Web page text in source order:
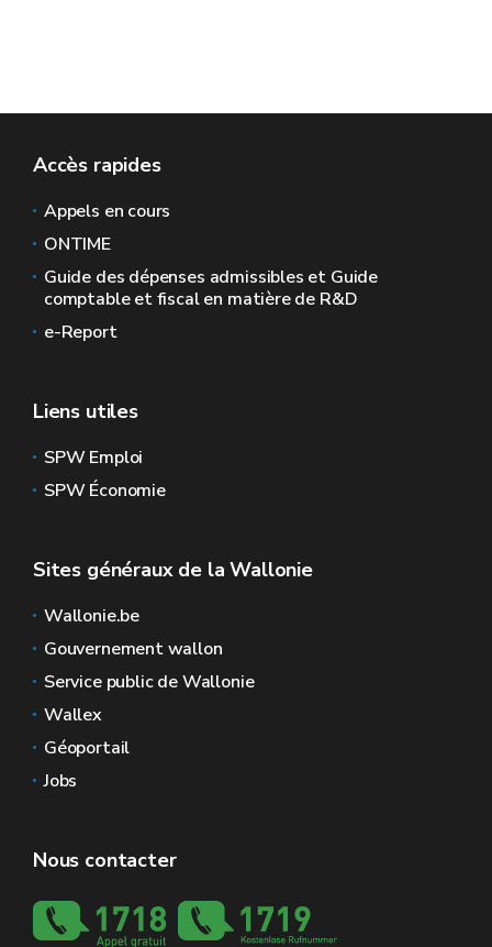
Accès rapides
Appels en cours
ONTIME
Guide des dépenses admissibles et Guide
comptable et fiscal en matière de R&D
e-Report
Liens utiles
SPW Emploi
SPW Économie
Sites généraux de la Wallonie
Wallonie.be
Gouvernement wallon
Service public de Wallonie
Wallex
Géoportail
Jobs
Nous contacter